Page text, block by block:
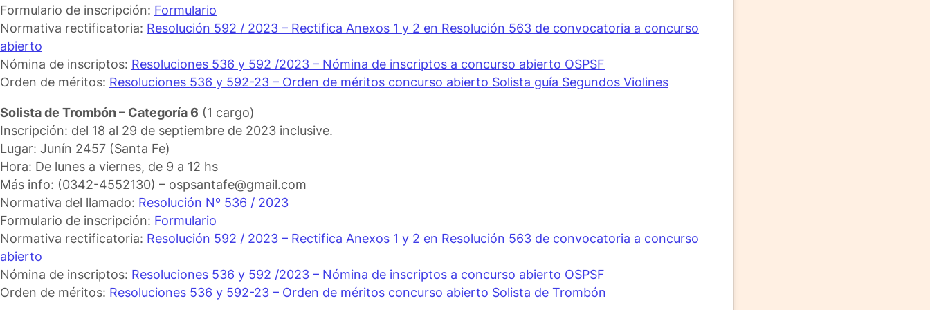
Formulario de inscripción: Formulario
Normativa rectificatoria: Resolución 592 / 2023 – Rectifica Anexos 1 y 2 en Resolución 563 de convocatoria a concurso
abierto
Nómina de inscriptos: Resoluciones 536 y 592 /2023 – Nómina de inscriptos a concurso abierto OSPSF
Orden de méritos: Resoluciones 536 y 592-23 – Orden de méritos concurso abierto Solista guía Segundos Violines
Solista de Trombón – Categoría 6 (1 cargo)
Inscripción: del 18 al 29 de septiembre de 2023 inclusive.
Lugar: Junín 2457 (Santa Fe)
Hora: De lunes a viernes, de 9 a 12 hs
Más info: (0342-4552130) – ospsantafe@gmail.com
Normativa del llamado: Resolución Nº 536 / 2023
Formulario de inscripción: Formulario
Normativa rectificatoria: Resolución 592 / 2023 – Rectifica Anexos 1 y 2 en Resolución 563 de convocatoria a concurso
abierto
Nómina de inscriptos: Resoluciones 536 y 592 /2023 – Nómina de inscriptos a concurso abierto OSPSF
Orden de méritos: Resoluciones 536 y 592-23 – Orden de méritos concurso abierto Solista de Trombón